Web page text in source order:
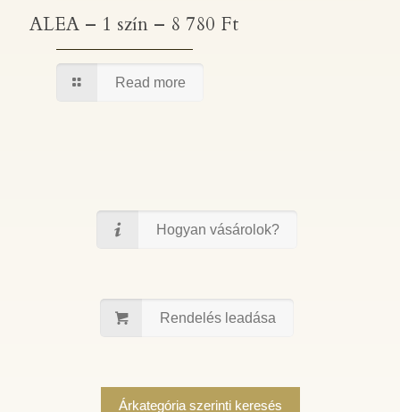
ALEA – 1 szín – 8 780 Ft
ALEA – 1 szín – 8 780 Ft
Read more
Hogyan vásárolok?
Rendelés leadása
Árkategória szerinti keresés